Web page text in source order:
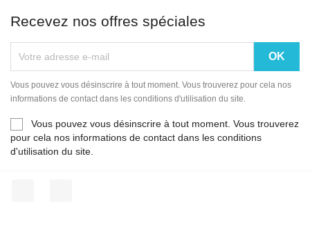
Recevez nos offres spéciales
Vous pouvez vous désinscrire à tout moment. Vous trouverez pour cela nos
informations de contact dans les conditions d'utilisation du site.
Vous pouvez vous désinscrire à tout moment. Vous trouverez
pour cela nos informations de contact dans les conditions
d'utilisation du site.